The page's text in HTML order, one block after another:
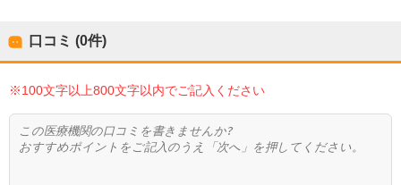
口コミ (0件)
※100文字以上800文字以内でご記入ください